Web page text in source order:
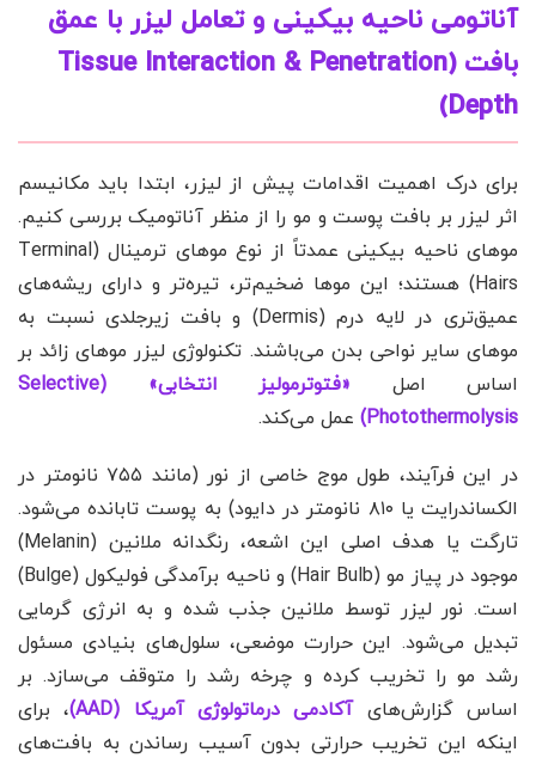
آناتومی ناحیه بیکینی و تعامل لیزر با عمق
بافت (Tissue Interaction & Penetration
Depth)
برای درک اهمیت اقدامات پیش از لیزر، ابتدا باید مکانیسم
اثر لیزر بر بافت پوست و مو را از منظر آناتومیک بررسی کنیم.
موهای ناحیه بیکینی عمدتاً از نوع موهای ترمینال (Terminal
Hairs) هستند؛ این موها ضخیم‌تر، تیره‌تر و دارای ریشه‌های
عمیق‌تری در لایه درم (Dermis) و بافت زیرجلدی نسبت به
موهای سایر نواحی بدن می‌باشند. تکنولوژی لیزر موهای زائد بر
اساس اصل
«فتوترمولیز انتخابی» (Selective
Photothermolysis) عمل می‌کند.
در این فرآیند، طول موج خاصی از نور (مانند ۷۵۵ نانومتر در
الکساندرایت یا ۸۱۰ نانومتر در دایود) به پوست تابانده می‌شود.
تارگت یا هدف اصلی این اشعه، رنگدانه ملانین (Melanin)
موجود در پیاز مو (Hair Bulb) و ناحیه برآمدگی فولیکول (Bulge)
است. نور لیزر توسط ملانین جذب شده و به انرژی گرمایی
تبدیل می‌شود. این حرارت موضعی، سلول‌های بنیادی مسئول
رشد مو را تخریب کرده و چرخه رشد را متوقف می‌سازد. بر
اساس گزارش‌هایآکادمی درماتولوژی آمریکا (AAD)
، برای
اینکه این تخریب حرارتی بدون آسیب رساندن به بافت‌های